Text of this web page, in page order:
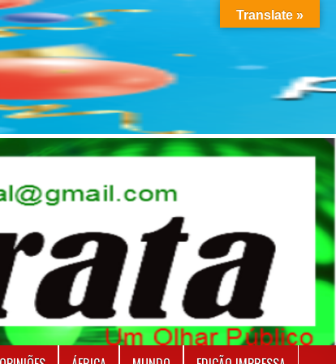
Translate »